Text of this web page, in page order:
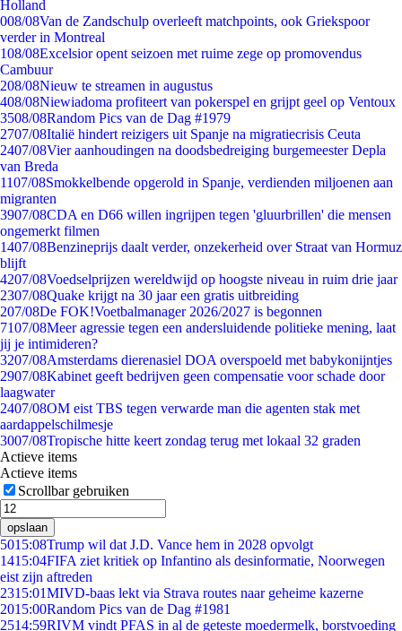
Holland
008/08Van de Zandschulp overleeft matchpoints, ook Griekspoor
verder in Montreal
108/08Excelsior opent seizoen met ruime zege op promovendus
Cambuur
208/08Nieuw te streamen in augustus
408/08Niewiadoma profiteert van pokerspel en grijpt geel op Ventoux
3508/08Random Pics van de Dag #1979
2707/08Italië hindert reizigers uit Spanje na migratiecrisis Ceuta
2407/08Vier aanhoudingen na doodsbedreiging burgemeester Depla
van Breda
1107/08Smokkelbende opgerold in Spanje, verdienden miljoenen aan
migranten
3907/08CDA en D66 willen ingrijpen tegen 'gluurbrillen' die mensen
ongemerkt filmen
1407/08Benzineprijs daalt verder, onzekerheid over Straat van Hormuz
blijft
4207/08Voedselprijzen wereldwijd op hoogste niveau in ruim drie jaar
2307/08Quake krijgt na 30 jaar een gratis uitbreiding
207/08De FOK!Voetbalmanager 2026/2027 is begonnen
7107/08Meer agressie tegen een andersluidende politieke mening, laat
jij je intimideren?
3207/08Amsterdams dierenasiel DOA overspoeld met babykonijntjes
2907/08Kabinet geeft bedrijven geen compensatie voor schade door
laagwater
2407/08OM eist TBS tegen verwarde man die agenten stak met
aardappelschilmesje
3007/08Tropische hitte keert zondag terug met lokaal 32 graden
Actieve items
Actieve items
Scrollbar gebruiken
opslaan
5015:08Trump wil dat J.D. Vance hem in 2028 opvolgt
1415:04FIFA ziet kritiek op Infantino als desinformatie, Noorwegen
eist zijn aftreden
2315:01MIVD-baas lekt via Strava routes naar geheime kazerne
2015:00Random Pics van de Dag #1981
2514:59RIVM vindt PFAS in al de geteste moedermelk, borstvoeding